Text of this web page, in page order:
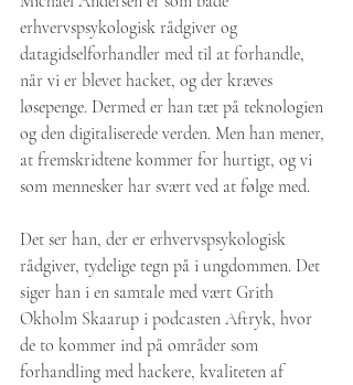
erhvervspsykologisk rådgiver og
datagidselforhandler med til at forhandle,
når vi er blevet hacket, og der kræves
løsepenge. Dermed er han tæt på teknologien
og den digitaliserede verden. Men han mener,
at fremskridtene kommer for hurtigt, og vi
som mennesker har svært ved at følge med.
Det ser han, der er erhvervspsykologisk
rådgiver, tydelige tegn på i ungdommen. Det
siger han i en samtale med vært Grith
Okholm Skaarup i podcasten Aftryk, hvor
de to kommer ind på områder som
forhandling med hackere, kvaliteten af